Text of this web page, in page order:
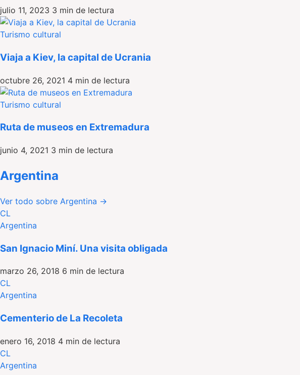
julio 11, 2023 3 min de lectura
Turismo cultural
Viaja a Kiev, la capital de Ucrania
octubre 26, 2021 4 min de lectura
Turismo cultural
Ruta de museos en Extremadura
junio 4, 2021 3 min de lectura
Argentina
Ver todo sobre Argentina →
CL
Argentina
San Ignacio Miní. Una visita obligada
marzo 26, 2018 6 min de lectura
CL
Argentina
Cementerio de La Recoleta
enero 16, 2018 4 min de lectura
CL
Argentina